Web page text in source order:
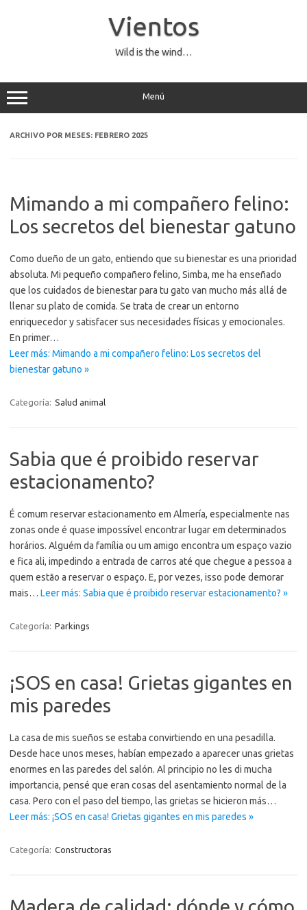
Vientos
Wild is the wind…
Menú
ARCHIVO POR MESES: FEBRERO 2025
Mimando a mi compañero felino:
Los secretos del bienestar gatuno
Como dueño de un gato, entiendo que su bienestar es una prioridad
absoluta. Mi pequeño compañero felino, Simba, me ha enseñado
que los cuidados de bienestar para tu gato van mucho más allá de
llenar su plato de comida. Se trata de crear un entorno
enriquecedor y satisfacer sus necesidades físicas y emocionales.
En primer…
Leer más: Mimando a mi compañero felino: Los secretos del
bienestar gatuno »
Categoría: Salud animal
Sabia que é proibido reservar
estacionamento?
É comum reservar estacionamento em Almería, especialmente nas
zonas onde é quase impossível encontrar lugar em determinados
horários. Alguém da família ou um amigo encontra um espaço vazio
e fica ali, impedindo a entrada de carros até que chegue a pessoa a
quem estão a reservar o espaço. E, por vezes, isso pode demorar
mais… Leer más: Sabia que é proibido reservar estacionamento? »
Categoría: Parkings
¡SOS en casa! Grietas gigantes en
mis paredes
La casa de mis sueños se estaba convirtiendo en una pesadilla.
Desde hace unos meses, habían empezado a aparecer unas grietas
enormes en las paredes del salón. Al principio no les di mucha
importancia, pensé que eran cosas del asentamiento normal de la
casa. Pero con el paso del tiempo, las grietas se hicieron más…
Leer más: ¡SOS en casa! Grietas gigantes en mis paredes »
Categoría: Constructoras